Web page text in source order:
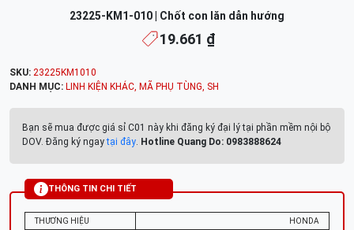
23225-KM1-010 | Chốt con lăn dẫn hướng
19.661 ₫
SKU: 23225KM1010
DANH MỤC: LINH KIỆN KHÁC, MÃ PHỤ TÙNG, SH
Bạn sẽ mua được giá sỉ C01 này khi đăng ký đại lý tại phần mềm nội bộ
DOV. Đăng ký ngaytại đây. Hotline Quang Do: 0983888624
THÔNG TIN CHI TIẾT
THƯƠNG HIỆU
HONDA